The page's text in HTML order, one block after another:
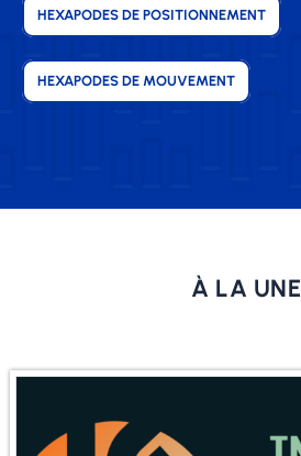
HEXAPODES DE POSITIONNEMENT
HEXAPODES DE MOUVEMENT
À LA UNE